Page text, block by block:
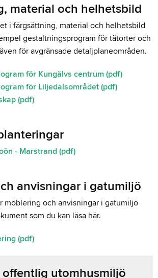
material och helhetsbild
i färgsättning, material och helhetsbild
gestaltningsprogram för tätorter och
för avgränsade detaljplaneområden.
för Kungälvs centrum (pdf)
för Liljedalsområdet (pdf)
(pdf)
- Marstrand (pdf)
anvisningar i gatumiljö
möblering och anvisningar i gatumiljö
som du kan läsa här.
(pdf)
offentlig utomhusmiljö